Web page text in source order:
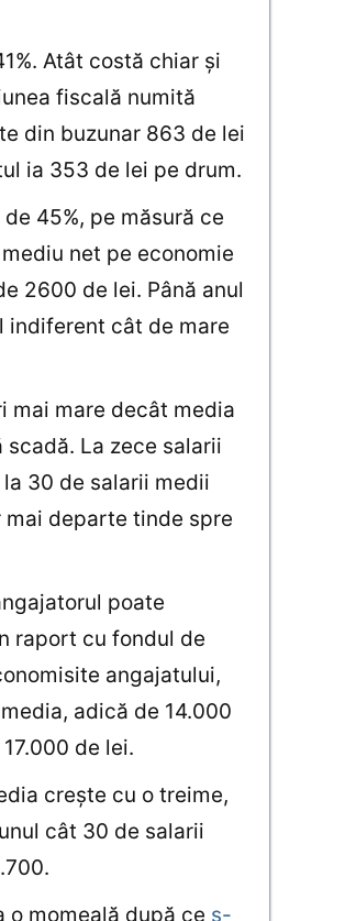
Atât costă chiar şi
fiscală numită
din buzunar 863 de lei
ia 353 de lei pe drum.
45%, pe măsură ce
net pe economie
2600 de lei. Până anul
indiferent cât de mare
mai mare decât media
La zece salarii
30 de salarii medii
mai departe tinde spre
poate
raport cu fondul de
angajatului,
adică de 14.000
de lei.
creşte cu o treime,
cât 30 de salarii
momeală după ce s-